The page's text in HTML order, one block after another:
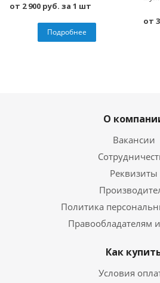
от 2 900 руб. за 1 шт
Подробнее
от
О
Вакансии
Реквизиты
Политика
Правообладателям
Как
Условия